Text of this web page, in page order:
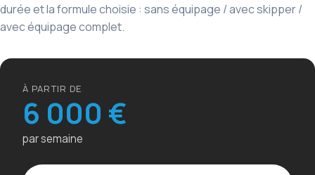
durée et la formule choisie : sans équipage / avec skipper /
avec équipage complet.
À PARTIR DE
6 000 €
par semaine